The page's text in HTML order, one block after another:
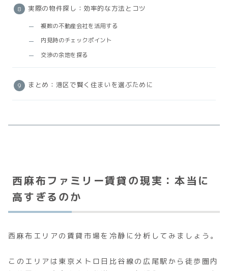
実際の物件探し：効率的な方法とコツ
複数の不動産会社を活用する
内見時のチェックポイント
交渉の余地を探る
まとめ：港区で賢く住まいを選ぶために
西麻布ファミリー賃貸の現実：本当に
高すぎるのか
西麻布エリアの賃貸市場を冷静に分析してみましょう。
このエリアは東京メトロ日比谷線の広尾駅から徒歩圏内